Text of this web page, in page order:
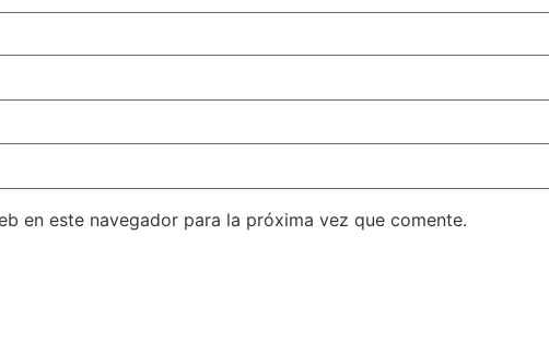
en este navegador para la próxima vez que comente.